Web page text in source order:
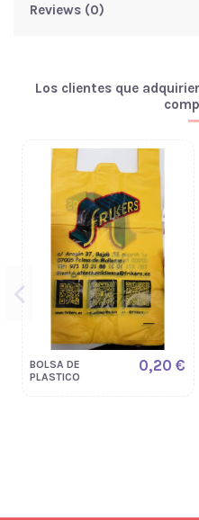
Reviews (0)
Los clientes que
BOLSA DE
PLASTICO
0,20 €